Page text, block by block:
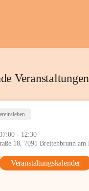
Veranstaltungen
- 12:30
Veranstaltungskalender